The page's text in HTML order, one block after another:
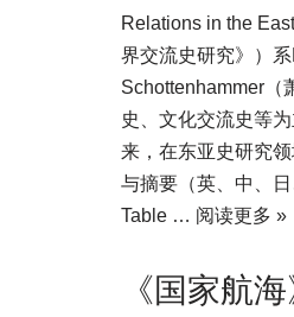
Relations in the
界交流史研究》）
Schottenhammer（
史、文化交流史等
来，在东亚史研究
与摘要（英、中、
Table … 阅读更多 »
《国家航